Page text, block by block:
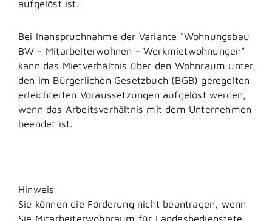
aufgelöst ist.
Bei Inanspruchnahme der Variante "Wohnungsbau
BW - Mitarbeiterwohnen - Werkmietwohnungen"
kann das Mietverhältnis über den Wohnraum unter
den im Bürgerlichen Gesetzbuch (BGB) geregelten
erleichterten Voraussetzungen aufgelöst werden,
wenn das Arbeitsverhältnis mit dem Unternehmen
beendet ist.
Hinweis:
Sie können die Förderung nicht beantragen, wenn
Sie Mitarbeiterwohnraum für Landesbedienstete